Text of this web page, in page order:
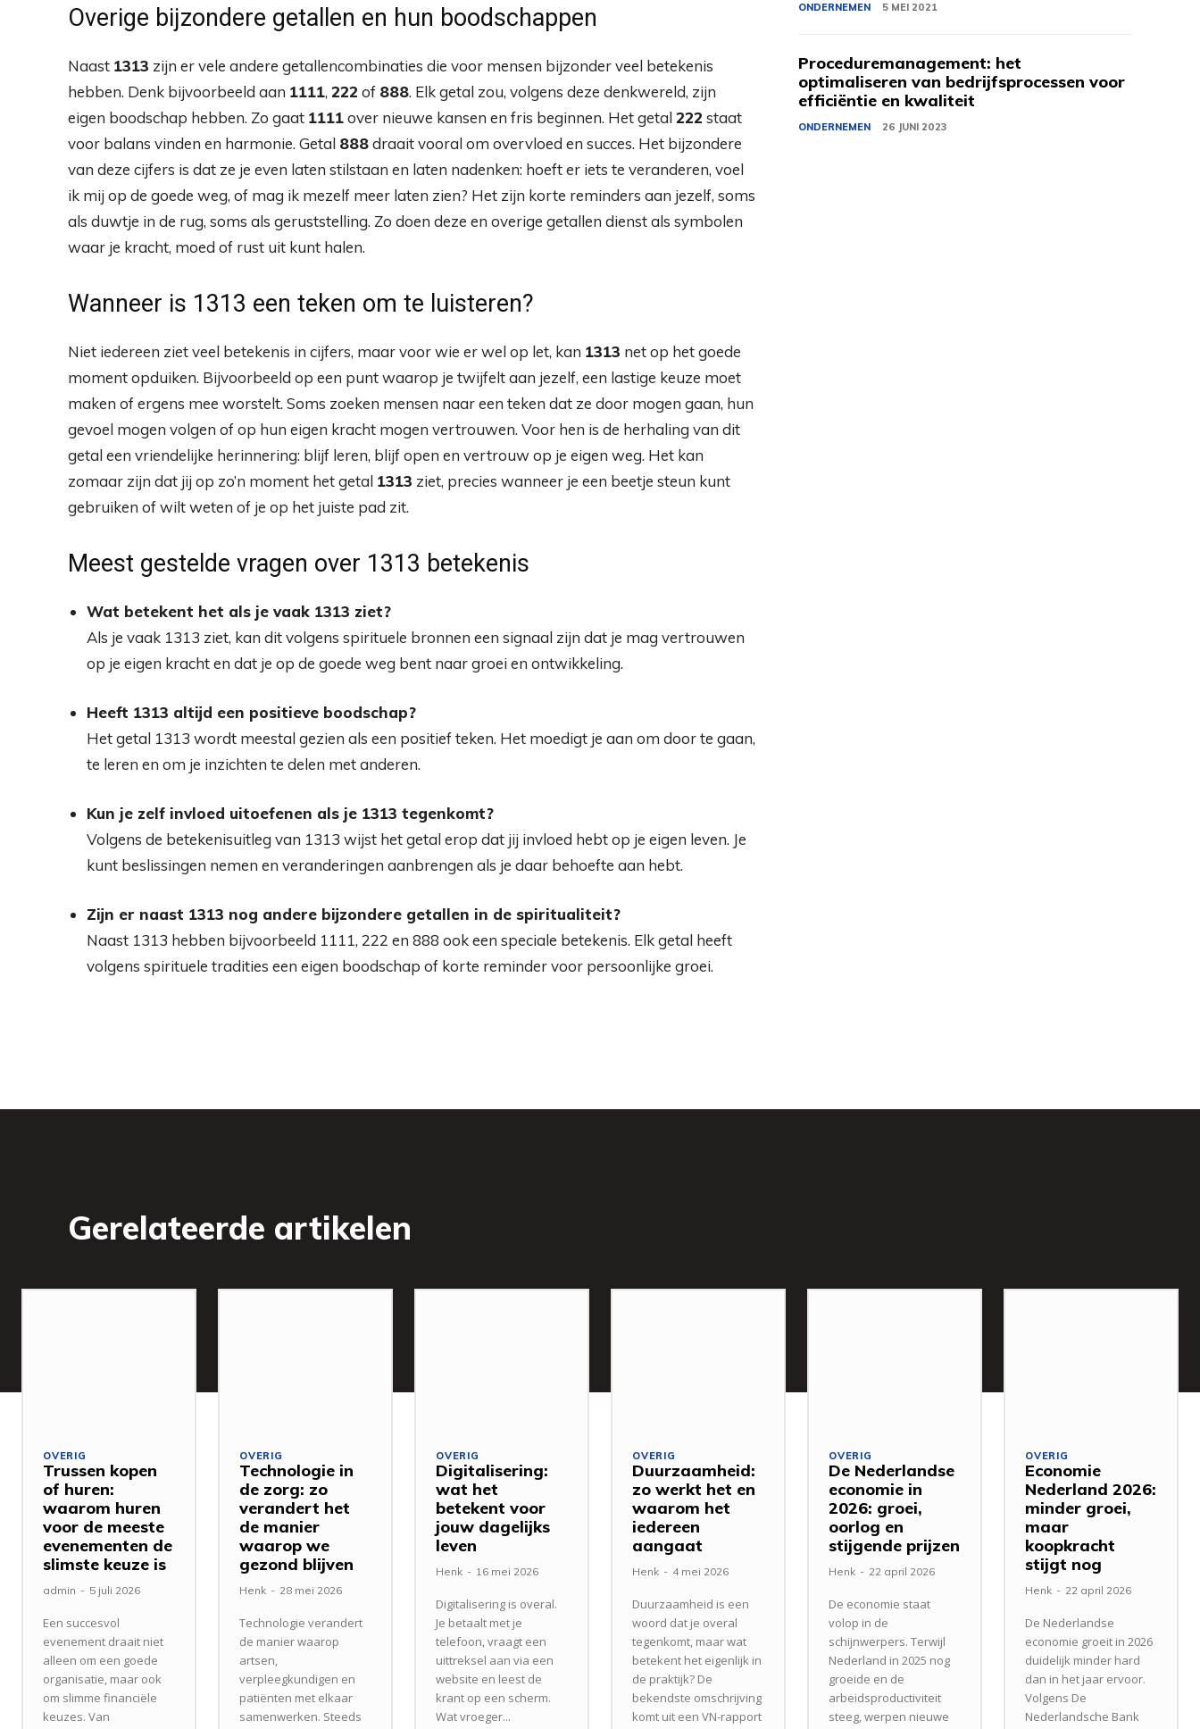
Overige bijzondere getallen en hun boodschappen
Naast 1313 zijn er vele andere getallencombinaties die voor mensen bijzonder veel betekenis
hebben. Denk bijvoorbeeld aan 1111, 222 of 888. Elk getal zou, volgens deze denkwereld, zijn
eigen boodschap hebben. Zo gaat 1111over nieuwe kansen en fris beginnen. Het getal222 staat
voor balans vinden en harmonie. Getal 888draait vooral om overvloed en succes. Het bijzondere
van deze cijfers is dat ze je even laten stilstaan en laten nadenken: hoeft er iets te veranderen, voel
ik mij op de goede weg, of mag ik mezelf meer laten zien? Het zijn korte reminders aan jezelf, soms
als duwtje in de rug, soms als geruststelling. Zo doen deze en overige getallen dienst als symbolen
waar je kracht, moed of rust uit kunt halen.
Wanneer is 1313 een teken om te luisteren?
Niet iedereen ziet veel betekenis in cijfers, maar voor wie er wel op let, kan 1313 net op het goede
moment opduiken. Bijvoorbeeld op een punt waarop je twijfelt aan jezelf, een lastige keuze moet
maken of ergens mee worstelt. Soms zoeken mensen naar een teken dat ze door mogen gaan, hun
gevoel mogen volgen of op hun eigen kracht mogen vertrouwen. Voor hen is de herhaling van dit
getal een vriendelijke herinnering: blijf leren, blijf open en vertrouw op je eigen weg. Het kan
zomaar zijn dat jij op zo’n moment het getal 1313 ziet, precies wanneer je een beetje steun kunt
gebruiken of wilt weten of je op het juiste pad zit.
Meest gestelde vragen over 1313 betekenis
Wat betekent het als je vaak 1313 ziet?
Als je vaak 1313 ziet, kan dit volgens spirituele bronnen een signaal zijn dat je mag vertrouwen
op je eigen kracht en dat je op de goede weg bent naar groei en ontwikkeling.
Heeft 1313 altijd een positieve boodschap?
Het getal 1313 wordt meestal gezien als een positief teken. Het moedigt je aan om door te gaan,
te leren en om je inzichten te delen met anderen.
Kun je zelf invloed uitoefenen als je 1313 tegenkomt?
Volgens de betekenisuitleg van 1313 wijst het getal erop dat jij invloed hebt op je eigen leven. Je
kunt beslissingen nemen en veranderingen aanbrengen als je daar behoefte aan hebt.
Zijn er naast 1313 nog andere bijzondere getallen in de spiritualiteit?
Naast 1313 hebben bijvoorbeeld 1111, 222 en 888 ook een speciale betekenis. Elk getal heeft
volgens spirituele tradities een eigen boodschap of korte reminder voor persoonlijke groei.
ONDERNEMEN 5 MEI 2021
Proceduremanagement: het
optimaliseren van bedrijfsprocessen voor
efficiëntie en kwaliteit
ONDERNEMEN 26 JUNI 2023
Gerelateerde artikelen
OVERIG
Trussen kopen
of huren:
waarom huren
voor de meeste
evenementen de
slimste keuze is
admin - 5 juli 2026
Een succesvol
evenement draait niet
alleen om een goede
organisatie, maar ook
om slimme financiële
keuzes. Van
OVERIG
Technologie in
de zorg: zo
verandert het
de manier
waarop we
gezond blijven
Henk - 28 mei 2026
Technologie verandert
de manier waarop
artsen,
verpleegkundigen en
patiënten met elkaar
samenwerken. Steeds
OVERIG
Digitalisering:
wat het
betekent voor
jouw dagelijks
leven
Henk - 16 mei 2026
Digitalisering is overal.
Je betaalt met je
telefoon, vraagt een
uittreksel aan via een
website en leest de
krant op een scherm.
Wat vroeger...
OVERIG
Duurzaamheid:
zo werkt het en
waarom het
iedereen
aangaat
Henk - 4 mei 2026
Duurzaamheid is een
woord dat je overal
tegenkomt, maar wat
betekent het eigenlijk in
de praktijk? De
bekendste omschrijving
komt uit een VN-rapport
OVERIG
De Nederlandse
economie in
2026: groei,
oorlog en
stijgende prijzen
Henk - 22 april 2026
De economie staat
volop in de
schijnwerpers. Terwijl
Nederland in 2025 nog
groeide en de
arbeidsproductiviteit
steeg, werpen nieuwe
OVERIG
Economie
Nederland 2026:
minder groei,
maar
koopkracht
stijgt nog
Henk - 22 april 2026
De Nederlandse
economie groeit in 2026
duidelijk minder hard
dan in het jaar ervoor.
Volgens De
Nederlandsche Bank